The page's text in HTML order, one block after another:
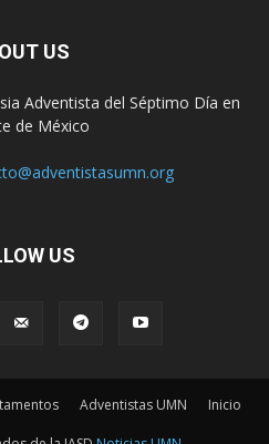
US
Adventista del Séptimo Día en
de México
US
Adventistas UMN Inicio